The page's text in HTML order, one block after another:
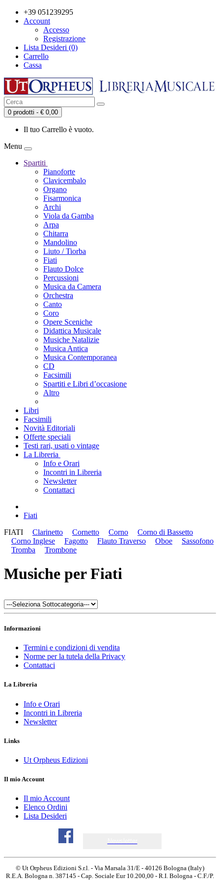
+39 051239295
Account
Accesso
Registrazione
Lista Desideri (0)
Carrello
Cassa
0 prodotti - € 0,00
Il tuo Carrello è vuoto.
Menu
Spartiti
Pianoforte
Clavicembalo
Organo
Fisarmonica
Archi
Viola da Gamba
Arpa
Chitarra
Mandolino
Liuto / Tiorba
Fiati
Flauto Dolce
Percussioni
Musica da Camera
Orchestra
Canto
Coro
Opere Sceniche
Didattica Musicale
Musiche Natalizie
Musica Antica
Musica Contemporanea
CD
Facsimili
Spartiti e Libri d’occasione
Altro
Libri
Facsimili
Novità Editoriali
Offerte speciali
Testi rari, usati o vintage
La Libreria
Info e Orari
Incontri in Libreria
Newsletter
Contattaci
Fiati
FIATI
Clarinetto Cornetto Corno
Corno di Bassetto
Corno Inglese
Fagotto Flauto Traverso Oboe
Sassofono
Tromba
Trombone
Musiche per Fiati
Informazioni
Termini e condizioni di vendita
Norme per la tutela della Privacy
Contattaci
La Libreria
Info e Orari
Incontri in Libreria
Newsletter
Links
Ut Orpheus Edizioni
Il mio Account
Il mio Account
Elenco Ordini
Lista Desideri
© Ut Orpheus Edizioni S.r.l. - Via Marsala 31/E - 40126 Bologna (Italy)
R.E.A. Bologna n. 387145 - Cap. Sociale Eur 10.200,00 - R.I. Bologna - C.F./P.